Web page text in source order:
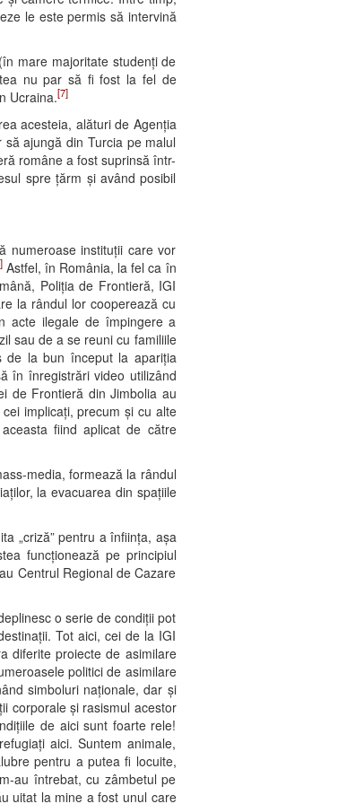
le este permis să intervină
mare majoritate studenți de
nu par să fi fost la fel de
Ucraina.[7]
acesteia, alături de Agenția
ajungă din Turcia pe malul
române a fost suprinsă într-
spre țărm și având posibil
numeroase instituții care vor
Astfel, în România, la fel ca în
Poliția de Frontieră, IGI
la rândul lor cooperează cu
acte ilegale de împingere a
sau de a se reuni cu familiile
de la bun început la apariția
în înregistrări video utilizând
de Frontieră din Jimbolia au
implicați, precum și cu alte
fiind aplicat de către
media, formează la rândul
la evacuarea din spațiile
„criză” pentru a înființa, așa
funcționează pe principiul
Centrul Regional de Cazare
o serie de condiții pot
Tot aici, cei de la IGI
diferite proiecte de asimilare
politici de asimilare
simboluri naționale, dar și
corporale și rasismul acestor
de aici sunt foarte rele!
aici. Suntem animale,
pentru a putea fi locuite,
au întrebat, cu zâmbetul pe
uitat la mine a fost unul care